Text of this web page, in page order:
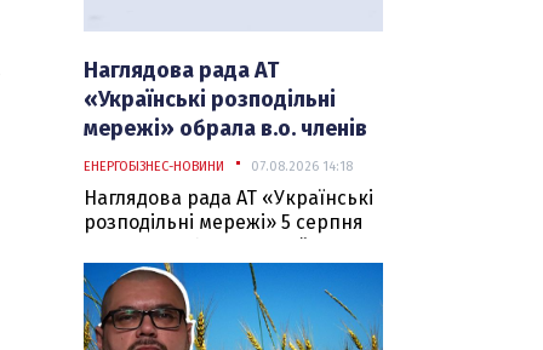
Наглядова рада АТ
«Українські розподільні
мережі» обрала в.о. членів
Дирекції товариства
ЕНЕРГОБІЗНЕС-НОВИНИ 07.08.2026 14:18
Наглядова рада АТ «Українські
розподільні мережі» 5 серпня
Дирекції АТ «Українські
розподільні мережі».